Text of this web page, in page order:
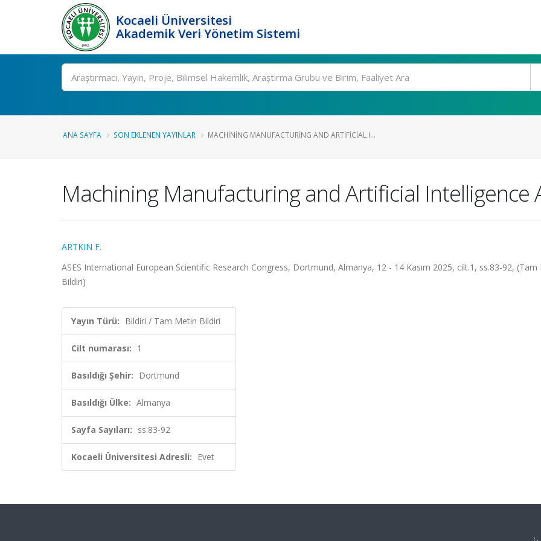
Kocaeli Üniversitesi
Akademik Veri Yönetim Sistemi
Ara
ANA SAYFA SON EKLENEN YAYINLAR MACHINING MANUFACTURING AND ARTIFICIAL I...
Machining Manufacturing and Artificial Intelligence
ARTKIN F.
ASES International European Scientific Research Congress, Dortmund, Almanya, 12 - 14 Kasım 2025, cilt.1, ss.83-92, (Tam
Bildiri)
Yayın Türü: Bildiri / Tam Metin Bildiri
Cilt numarası: 1
Basıldığı Şehir: Dortmund
Basıldığı Ülke: Almanya
Sayfa Sayıları: ss.83-92
Kocaeli Üniversitesi Adresli: Evet